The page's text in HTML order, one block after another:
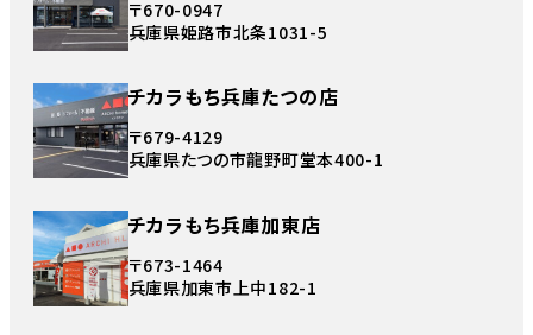
〒670-0947
兵庫県姫路市北条1031-5
チカラもち兵庫たつの店
〒679-4129
兵庫県たつの市龍野町堂本400-1
チカラもち兵庫加東店
〒673-1464
兵庫県加東市上中182-1